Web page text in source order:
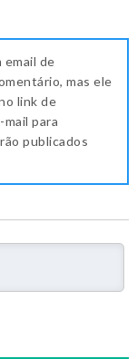
email de
mas ele
link de
para
publicados